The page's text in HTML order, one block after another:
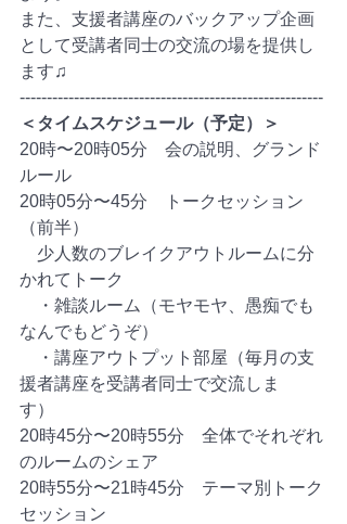
また、支援者講座のバックアップ企画
として受講者同士の交流の場を提供し
ます♫
--------------------------------------------------------
＜タイムスケジュール（予定）＞
20時〜20時05分　会の説明、グランド
ルール
20時05分〜45分　トークセッション
（前半）
少人数のブレイクアウトルームに分
かれてトーク
・雑談ルーム（モヤモヤ、愚痴でも
なんでもどうぞ）
・講座アウトプット部屋（毎月の支
援者講座を受講者同士で交流しま
す）
20時45分〜20時55分　全体でそれぞれ
のルームのシェア
20時55分〜21時45分　テーマ別トーク
セッション